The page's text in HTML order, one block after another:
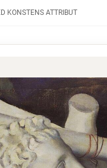
KONSTENS ATTRIBUT